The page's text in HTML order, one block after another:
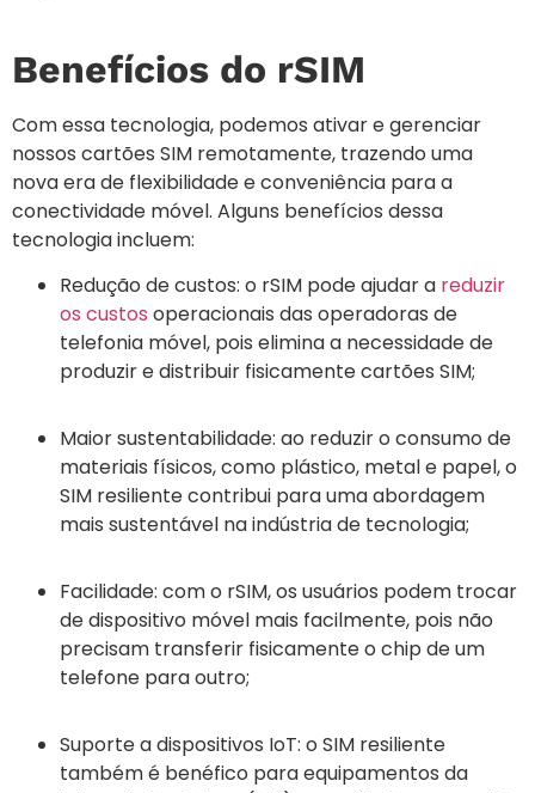
Benefícios do rSIM
Com essa tecnologia, podemos ativar e gerenciar
nossos cartões SIM remotamente, trazendo uma
nova era de flexibilidade e conveniência para a
conectividade móvel. Alguns benefícios dessa
tecnologia incluem:
Redução de custos: o rSIM pode ajudar a reduzir
os custos operacionais das operadoras de
telefonia móvel, pois elimina a necessidade de
produzir e distribuir fisicamente cartões SIM;
Maior sustentabilidade: ao reduzir o consumo de
materiais físicos, como plástico, metal e papel, o
SIM resiliente contribui para uma abordagem
mais sustentável na indústria de tecnologia;
Facilidade: com o rSIM, os usuários podem trocar
de dispositivo móvel mais facilmente, pois não
precisam transferir fisicamente o chip de um
telefone para outro;
Suporte a dispositivos IoT: o SIM resiliente
também é benéfico para equipamentos da